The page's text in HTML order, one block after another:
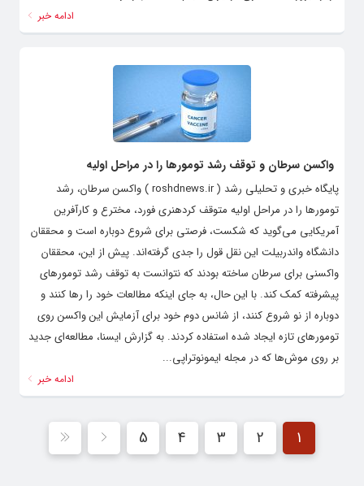
ادامه خبر
واکسن سرطان و توقف رشد تومورها را در مراحل اولیه
پایگاه خبری و تحلیلی رشد ( roshdnews.ir ) واکسن سرطان، رشد
تومورها را در مراحل اولیه متوقف کردهنری فورد، مخترع و کارآفرین
آمریکایی می‌گوید که شکست، فرصتی برای شروع دوباره است و محققان
دانشگاه واندربیلت این نقل قول را جدی گرفته‌اند. پیش از این، محققان
واکسنی برای سرطان ساخته بودند که نتوانست به توقف رشد تومورهای
پیشرفته کمک کند. با این حال، به جای اینکه مطالعات خود را رها کنند و
دوباره از نو شروع کنند، از شانس دوم خود برای آزمایش این واکسن روی
تومورهای تازه ایجاد شده استفاده کردند. به گزارش ایسنا، مطالعه‌ای جدید
بر روی موش‌ها که در مجله ایمونوتراپی...
ادامه خبر
1
2
3
4
5